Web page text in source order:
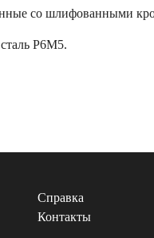
со шлифованными
Р6М5.
Справка
Контакты